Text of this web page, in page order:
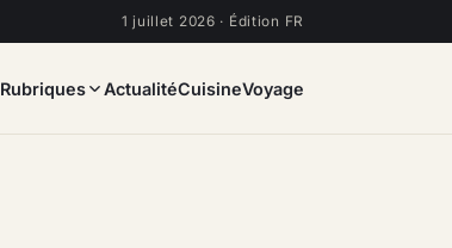
1 juillet 2026 · Édition FR
Rubriques ActualitéCuisineVoyage